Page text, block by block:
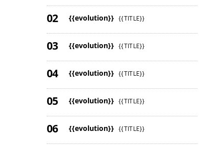
{{evolution}} {{TITLE}}
{{evolution}} {{TITLE}}
{{evolution}} {{TITLE}}
{{evolution}} {{TITLE}}
{{evolution}} {{TITLE}}